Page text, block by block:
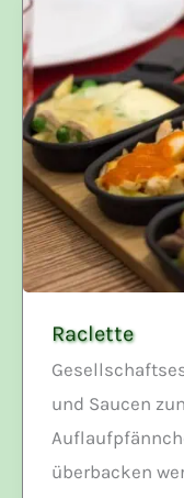
Raclette
und Saucen
überbacken